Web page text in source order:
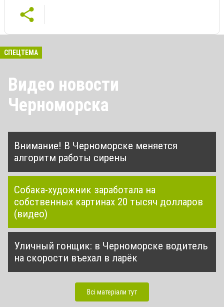
СПЕЦТЕМА
Видео новости
Черноморска
Внимание! В Черноморске меняется
алгоритм работы сирены
Собака-художник заработала на
собственных картинах 20 тысяч долларов
(видео)
Уличный гонщик: в Черноморске водитель
на скорости въехал в ларёк
Всі матеріали тут